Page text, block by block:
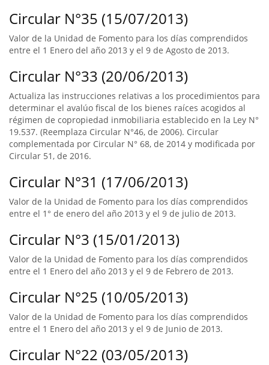
Circular N°35 (15/07/2013)
Valor de la Unidad de Fomento para los días comprendidos
entre el 1 Enero del año 2013 y el 9 de Agosto de 2013.
Circular N°33 (20/06/2013)
Actualiza las instrucciones relativas a los procedimientos para
determinar el avalúo fiscal de los bienes raíces acogidos al
régimen de copropiedad inmobiliaria establecido en la Ley N°
19.537. (Reemplaza Circular N°46, de 2006). Circular
complementada por Circular N° 68, de 2014 y modificada por
Circular 51, de 2016.
Circular N°31 (17/06/2013)
Valor de la Unidad de Fomento para los días comprendidos
entre el 1° de enero del año 2013 y el 9 de julio de 2013.
Circular N°3 (15/01/2013)
Valor de la Unidad de Fomento para los días comprendidos
entre el 1 Enero del año 2013 y el 9 de Febrero de 2013.
Circular N°25 (10/05/2013)
Valor de la Unidad de Fomento para los días comprendidos
entre el 1 Enero del año 2013 y el 9 de Junio de 2013.
Circular N°22 (03/05/2013)